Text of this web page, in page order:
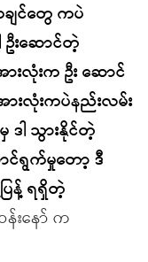
ျင်တွေ ကပဲ
ဦးဆောင်တဲ့
းလုံးက ဦး ဆောင်
အားလုံးကပဲနည်းလမ်း
ဒါ သွားနိုင်တဲ့
ာင်ရွက်မှုတော့ ဒီ
ြန့် ရရှိတဲ့
န်းနော် က